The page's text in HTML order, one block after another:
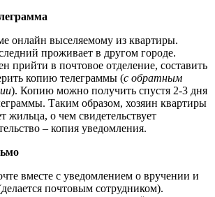
онлайн выселяемому из квартиры.
проживает в другом городе.
прийти в почтовое отделение, составить
копию телеграммы (с обратным
). Копию можно получить спустя 2-3 дня
Таким образом, хозяин квартиры
жильца, о чем свидетельствует
– копия уведомления.
вместе с уведомлением о вручении и
почтовым сотрудником).